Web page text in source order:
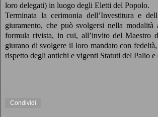
loro delegati) in luogo degli Eletti del Popolo.
Terminata la cerimonia dell’Investitura e
giuramento, che può svolgersi nella modalità
formula rivista, in cui, all’invito del Maestro
giurano di svolgere il loro mandato con
rispetto degli antichi e vigenti Statuti del Palio e
.
Condividi